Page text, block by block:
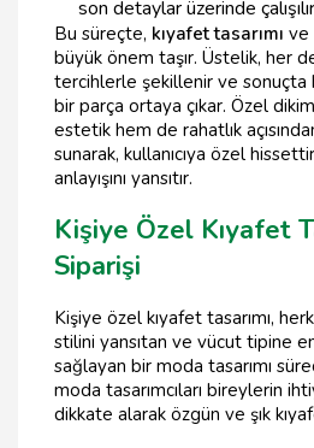
son detaylar üzerinde
Bu süreçte, kıyafet tasarımı ve
büyük önem taşır. Üstelik, her
tercihlerle şekillenir ve sonuçta
bir parça ortaya çıkar. Özel
estetik hem de rahatlık
sunarak, kullanıcıya özel
anlayışını yansıtır.
Kişiye Özel Kıyafet
Siparişi
Kişiye özel kıyafet tasarımı,
stilini yansıtan ve vücut tipine
sağlayan bir moda tasarımı
moda tasarımcıları bireylerin
dikkate alarak özgün ve şık